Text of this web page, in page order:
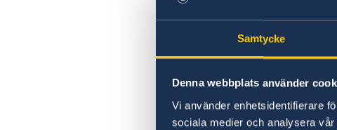
Samtycke
Denna webbplats använder
Vi använder enhetsidentifierare
sociala medier och analysera